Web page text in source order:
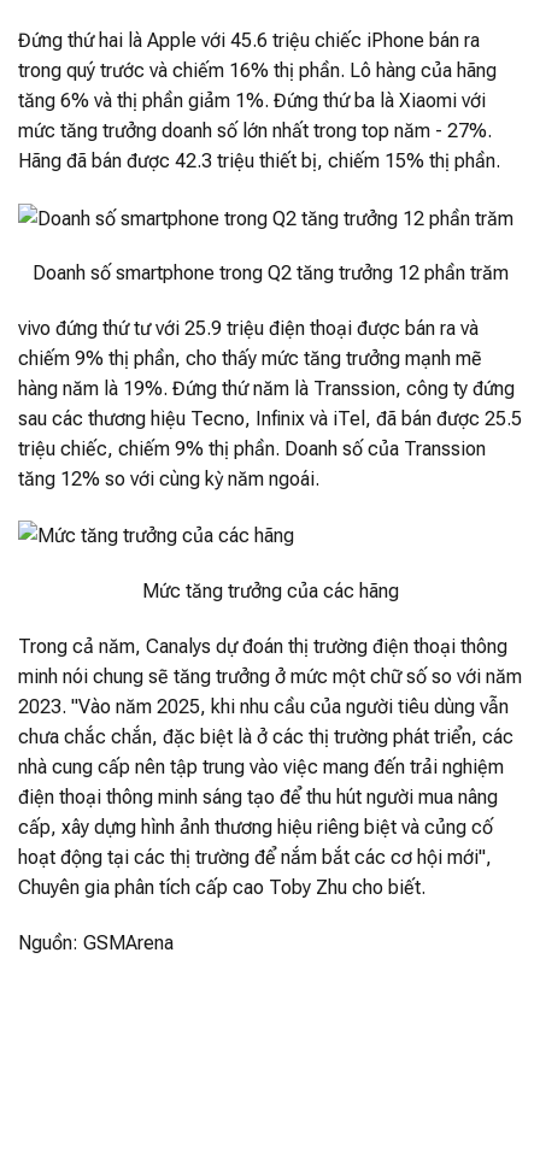
Đứng thứ hai là Apple với 45.6 triệu chiếc iPhone bán ra
trong quý trước và chiếm 16% thị phần. Lô hàng của hãng
tăng 6% và thị phần giảm 1%. Đứng thứ ba là Xiaomi với
mức tăng trưởng doanh số lớn nhất trong top năm - 27%.
Hãng đã bán được 42.3 triệu thiết bị, chiếm 15% thị phần.
Doanh số smartphone trong Q2 tăng trưởng 12 phần trăm
vivo đứng thứ tư với 25.9 triệu điện thoại được bán ra và
chiếm 9% thị phần, cho thấy mức tăng trưởng mạnh mẽ
hàng năm là 19%. Đứng thứ năm là Transsion, công ty đứng
sau các thương hiệu Tecno, Infinix và iTel, đã bán được 25.5
triệu chiếc, chiếm 9% thị phần. Doanh số của Transsion
tăng 12% so với cùng kỳ năm ngoái.
Mức tăng trưởng của các hãng
Trong cả năm, Canalys dự đoán thị trường điện thoại thông
minh nói chung sẽ tăng trưởng ở mức một chữ số so với năm
2023. "Vào năm 2025, khi nhu cầu của người tiêu dùng vẫn
chưa chắc chắn, đặc biệt là ở các thị trường phát triển, các
nhà cung cấp nên tập trung vào việc mang đến trải nghiệm
điện thoại thông minh sáng tạo để thu hút người mua nâng
cấp, xây dựng hình ảnh thương hiệu riêng biệt và củng cố
hoạt động tại các thị trường để nắm bắt các cơ hội mới",
Chuyên gia phân tích cấp cao Toby Zhu cho biết.
Nguồn: GSMArena